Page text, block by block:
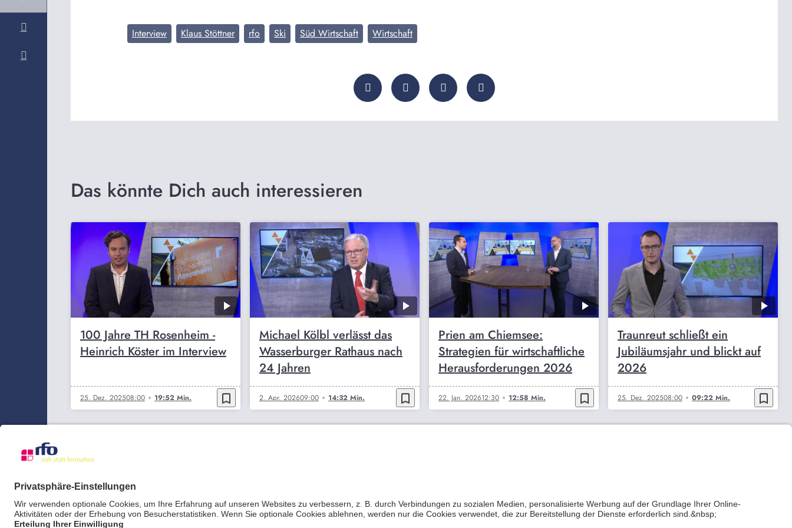
Interview Klaus Stöttner rfo Ski Süd Wirtschaft Wirtschaft
Das könnte Dich auch interessieren
100 Jahre TH Rosenheim -
Heinrich Köster im Interview
25. Dez. 202508:00 19:52 Min. bookmark_border
Michael Kölbl verlässt das
Wasserburger Rathaus nach
24 Jahren
2. Apr. 202609:00 14:32 Min. bookmark_border
Prien am Chiemsee:
Strategien für wirtschaftliche
Herausforderungen 2026
22. Jan. 202612:30 12:58 Min. bookmark_border
Traunreut schließt ein
Jubiläumsjahr und blickt auf
2026
25. Dez. 202508:00 09:22 Min. bookmark_border